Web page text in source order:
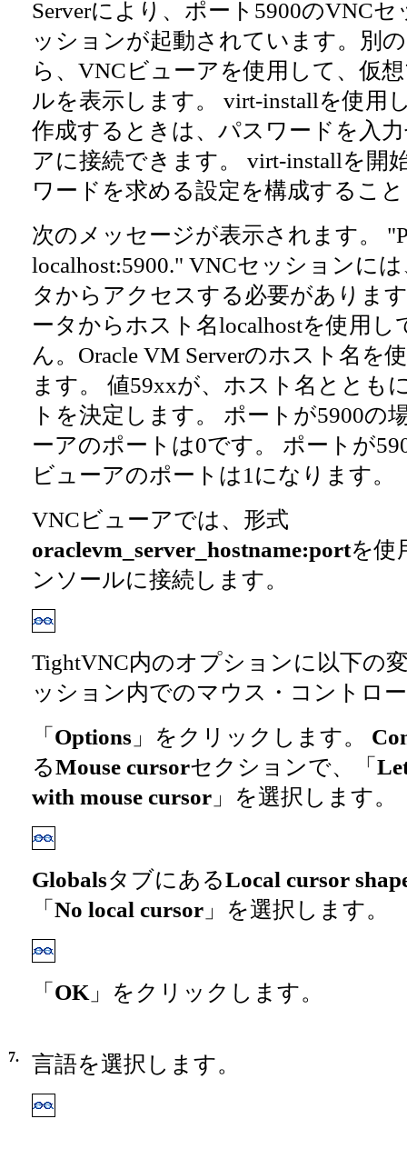
Serverにより、ポート5900のVNC
ッションが起動されています。別
ら、VNCビューアを使用して、仮
ルを表示します。 virt-installを使用
作成するときは、パスワードを入
アに接続できます。 virt-installを開
ワードを求める設定を構成するこ
次のメッセージが表示されます。
localhost:5900." VNCセッションに
タからアクセスする必要がありま
ータからホスト名localhostを使用し
ん。Oracle VM Serverのホスト名を
ます。 値59xxが、ホスト名ととも
トを決定します。 ポートが5900の
ーアのポートは0です。 ポートが
ビューアのポートは1になります。
VNCビューアでは、形式
oraclevm_server_hostname:portを使
ンソールに接続します。
TightVNC内のオプションに以下の
ッション内でのマウス・コントロ
「 Options 」をクリックします。
るMouse cursorセクションで、「
with mouse cursor 」を選択します。
GlobalsタブにあるLocal cursor
「 No local cursor 」を選択します。
「 OK 」をクリックします。
7. 言語を選択します。